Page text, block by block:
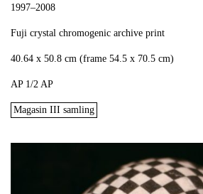
1997–2008
Fuji crystal chromogenic archive print
40.64 x 50.8 cm (frame 54.5 x 70.5 cm)
AP 1/2 AP
Magasin III samling